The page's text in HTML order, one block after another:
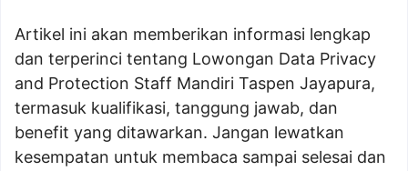
Artikel ini akan memberikan informasi lengkap
dan terperinci tentang Lowongan Data Privacy
and Protection Staff Mandiri Taspen Jayapura,
termasuk kualifikasi, tanggung jawab, dan
benefit yang ditawarkan. Jangan lewatkan
kesempatan untuk membaca sampai selesai dan